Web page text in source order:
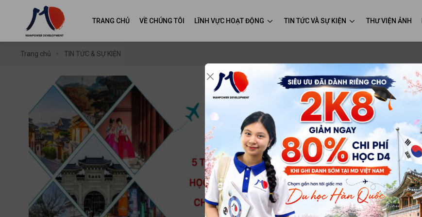
TRANG CHỦ VỀ CHÚNG TÔI LĨNH VỰC HOẠT ĐỘNG TIN TỨC VÀ SỰ KIỆN THƯ VIỆN ẢNH
Trang chủ TIN TỨC & SỰ KIỆN